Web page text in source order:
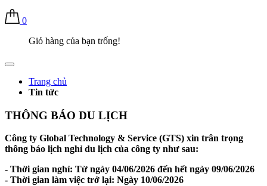
0
Giỏ hàng của bạn trống!
Trang chủ
Tin tức
THÔNG BÁO DU LỊCH
Công ty Global Technology & Service (GTS) xin trân trọng
thông báo lịch nghỉ du lịch của công ty như sau:
- Thời gian nghỉ: Từ ngày 04/06/2026 đến hết ngày 09/06/2026
- Thời gian làm việc trở lại: Ngày 10/06/2026